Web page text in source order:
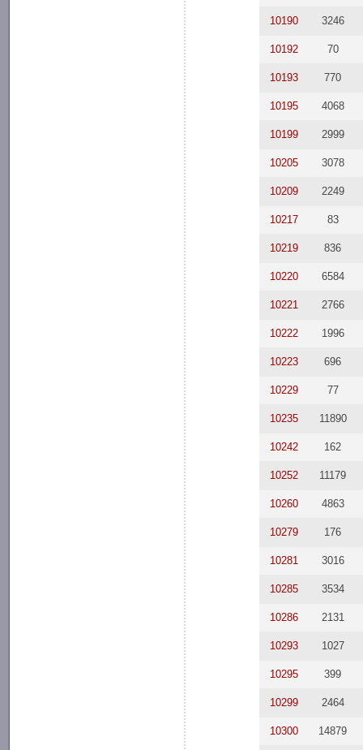
10190 3246
10192 70
10193 770
10195 4068
10199 2999
10205 3078
10209 2249
10217 83
10219 836
10220 6584
10221 2766
10222 1996
10223 696
10229 77
10235 11890
10242 162
10252 11179
10260 4863
10279 176
10281 3016
10285 3534
10286 2131
10293 1027
10295 399
10299 2464
10300 14879